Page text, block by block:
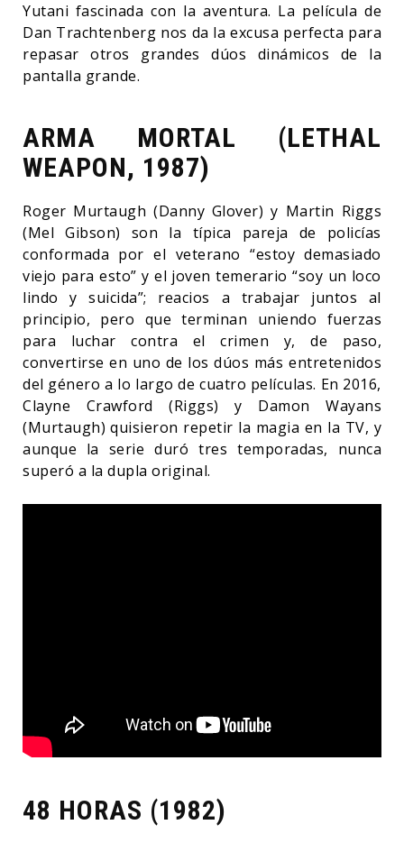
Yutani fascinada con la aventura. La película de
Dan Trachtenberg nos da la excusa perfecta para
repasar otros grandes dúos dinámicos de la
pantalla grande.
ARMA MORTAL (LETHAL
WEAPON, 1987)
Roger Murtaugh (Danny Glover) y Martin Riggs
(Mel Gibson) son la típica pareja de policías
conformada por el veterano “estoy demasiado
viejo para esto” y el joven temerario “soy un loco
lindo y suicida”; reacios a trabajar juntos al
principio, pero que terminan uniendo fuerzas
para luchar contra el crimen y, de paso,
convertirse en uno de los dúos más entretenidos
del género a lo largo de cuatro películas. En 2016,
Clayne Crawford (Riggs) y Damon Wayans
(Murtaugh) quisieron repetir la magia en la TV, y
aunque la serie duró tres temporadas, nunca
superó a la dupla original.
48 HORAS (1982)